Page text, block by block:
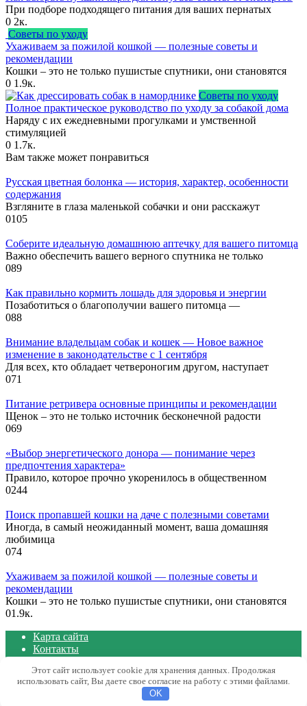
При подборе подходящего питания для ваших пернатых
0 2к.
Советы по уходу
Ухаживаем за пожилой кошкой — полезные советы и
рекомендации
Кошки – это не только пушистые спутники, они становятся
0 1.9к.
Советы по уходу
Полное практическое руководство по уходу за собакой дома
Наряду с их ежедневными прогулками и умственной
стимуляцией
0 1.7к.
Вам также может понравиться
Русская цветная болонка — история, характер, особенности
содержания
Взгляните в глаза маленькой собачки и они расскажут
0105
Соберите идеальную домашнюю аптечку для вашего питомца
Важно обеспечить вашего верного спутника не только
089
Как правильно кормить лошадь для здоровья и энергии
Позаботиться о благополучии вашего питомца —
088
Внимание владельцам собак и кошек — Новое важное
изменение в законодательстве с 1 сентября
Для всех, кто обладает четвероногим другом, наступает
071
Питание ретривера основные принципы и рекомендации
Щенок – это не только источник бесконечной радости
069
«Выбор энергетического донора — понимание через
предпочтения характера»
Правило, которое прочно укоренилось в общественном
0244
Поиск пропавшей кошки на даче с полезными советами
Иногда, в самый неожиданный момент, ваша домашняя
любимица
074
Ухаживаем за пожилой кошкой — полезные советы и
рекомендации
Кошки – это не только пушистые спутники, они становятся
01.9к.
Карта сайта
Контакты
© 2026 Блог о животных
Этот сайт использует cookie для хранения данных. Продолжая
использовать сайт, Вы даете свое согласие на работу с этими файлами.
OK